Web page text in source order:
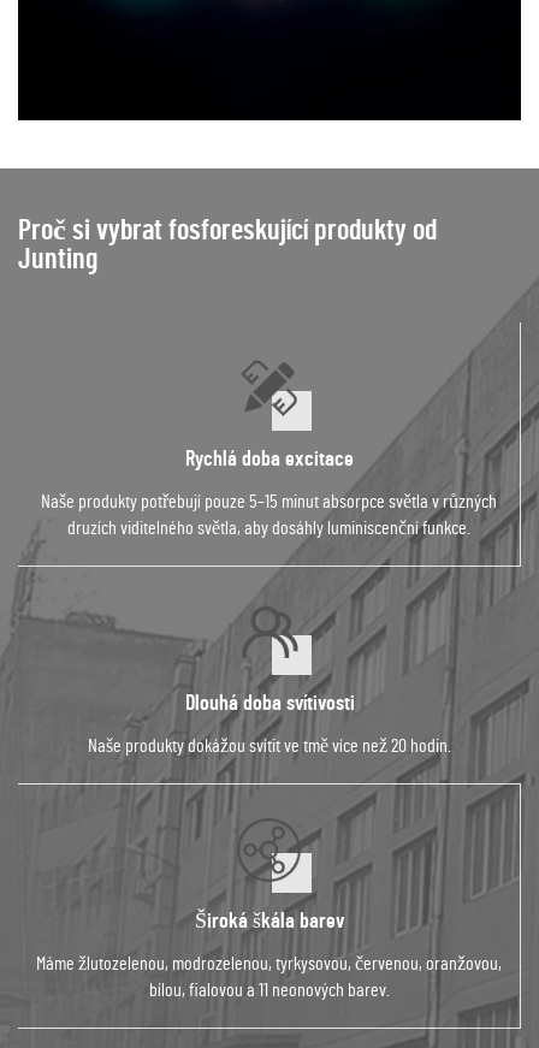
Proč si vybrat fosforeskující produkty od
Junting
Rychlá doba excitace
Naše produkty potřebují pouze 5–15 minut absorpce světla v různých
druzích viditelného světla, aby dosáhly luminiscenční funkce.
Dlouhá doba svítivosti
Naše produkty dokážou svítit ve tmě více než 20 hodin.
Široká škála barev
Máme žlutozelenou, modrozelenou, tyrkysovou, červenou, oranžovou,
bílou, fialovou a 11 neonových barev.